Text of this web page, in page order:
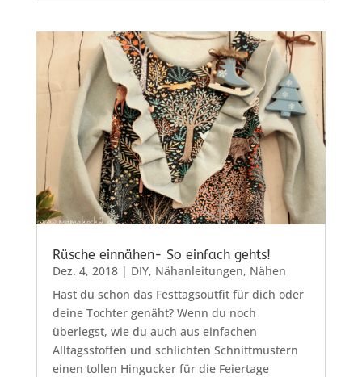
Rüsche einnähen- So einfach gehts!
Dez. 4, 2018| DIY, Nähanleitungen, Nähen
Hast du schon das Festtagsoutfit für dich oder
deine Tochter genäht? Wenn du noch
überlegst, wie du auch aus einfachen
Alltagsstoffen und schlichten Schnittmustern
einen tollen Hingucker für die Feiertage